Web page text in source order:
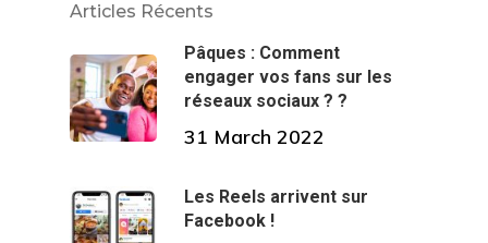
Articles Récents
Pâques : Comment
engager vos fans sur les
réseaux sociaux ? ?
31 March 2022
Les Reels arrivent sur
Facebook !